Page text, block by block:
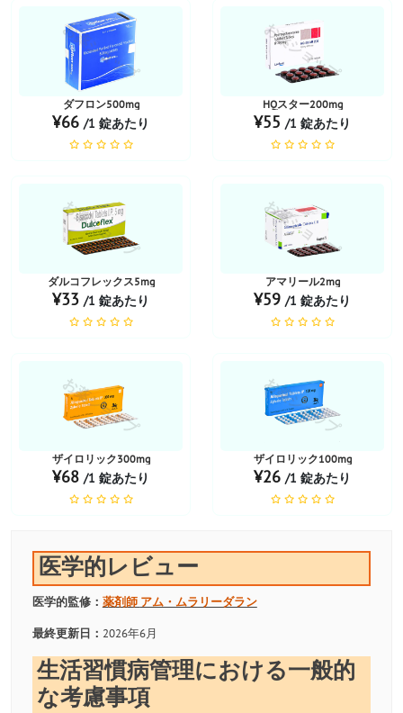
お薬ショップ
ダフロン500mg
¥66 /1 錠あたり
お薬ショップ
HQスター200mg
¥55 /1 錠あたり
お薬ショップ
ダルコフレックス5mg
¥33 /1 錠あたり
お薬ショップ
アマリール2mg
¥59 /1 錠あたり
お薬ショップ
ザイロリック300mg
¥68 /1 錠あたり
お薬ショップ
ザイロリック100mg
¥26 /1 錠あたり
医学的レビュー
医学的監修： 薬剤師 アム・ムラリーダラン
最終更新日： 2026年6月
生活習慣病管理における一般的
な考慮事項